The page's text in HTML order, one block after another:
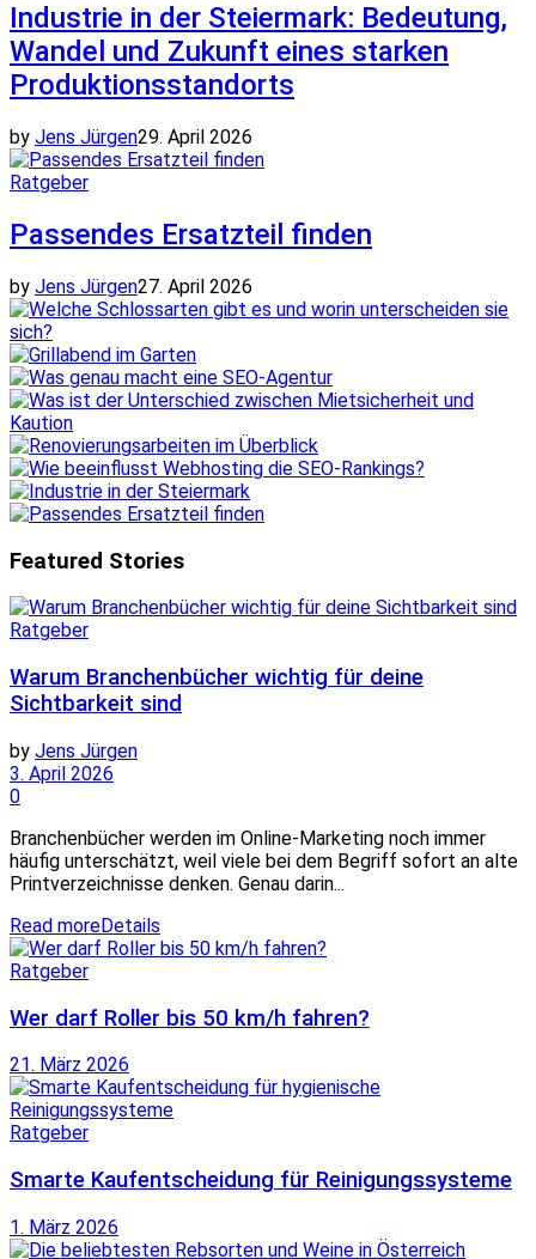
Industrie in der Steiermark: Bedeutung,
Wandel und Zukunft eines starken
Produktionsstandorts
by Jens Jürgen29. April 2026
Ratgeber
Passendes Ersatzteil finden
by Jens Jürgen27. April 2026
Featured Stories
Ratgeber
Warum Branchenbücher wichtig für deine
Sichtbarkeit sind
by Jens Jürgen
3. April 2026
0
Branchenbücher werden im Online-Marketing noch immer
häufig unterschätzt, weil viele bei dem Begriff sofort an alte
Printverzeichnisse denken. Genau darin...
Read moreDetails
Ratgeber
Wer darf Roller bis 50 km/h fahren?
21. März 2026
Ratgeber
Smarte Kaufentscheidung für Reinigungssysteme
1. März 2026